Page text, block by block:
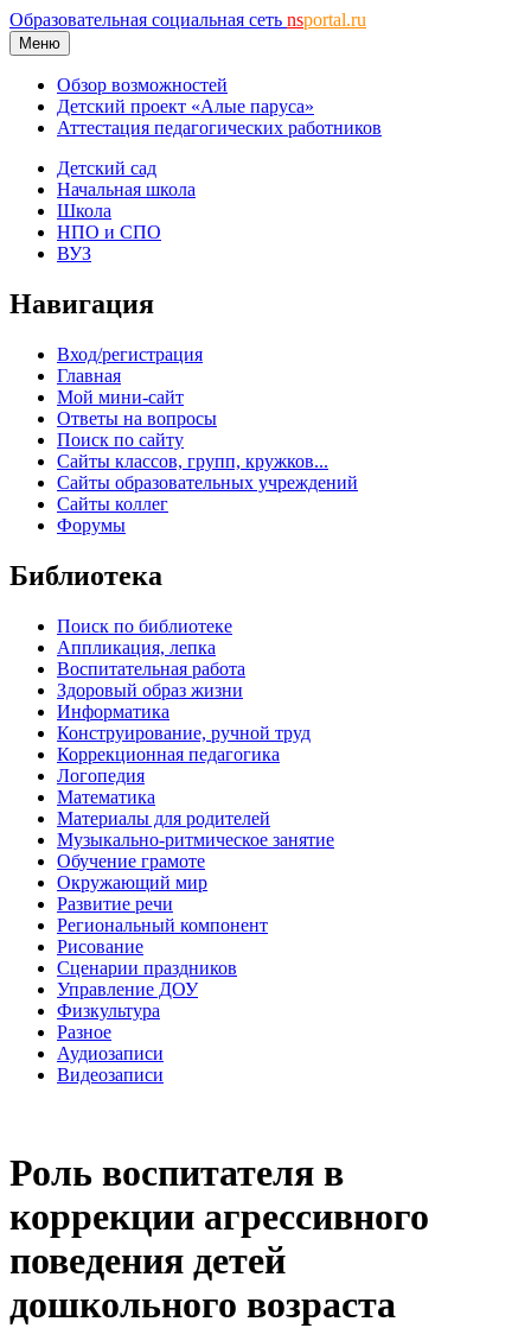
Образовательная социальная сеть nsportal.ru
Меню
Обзор возможностей
Детский проект «Алые паруса»
Аттестация педагогических работников
Детский сад
Начальная школа
Школа
НПО и СПО
ВУЗ
Навигация
Вход/регистрация
Главная
Мой мини-сайт
Ответы на вопросы
Поиск по сайту
Сайты классов, групп, кружков...
Сайты образовательных учреждений
Сайты коллег
Форумы
Библиотека
Поиск по библиотеке
Аппликация, лепка
Воспитательная работа
Здоровый образ жизни
Информатика
Конструирование, ручной труд
Коррекционная педагогика
Логопедия
Математика
Материалы для родителей
Музыкально-ритмическое занятие
Обучение грамоте
Окружающий мир
Развитие речи
Региональный компонент
Рисование
Сценарии праздников
Управление ДОУ
Физкультура
Разное
Аудиозаписи
Видеозаписи
Роль воспитателя в
коррекции агрессивного
поведения детей
дошкольного возраста